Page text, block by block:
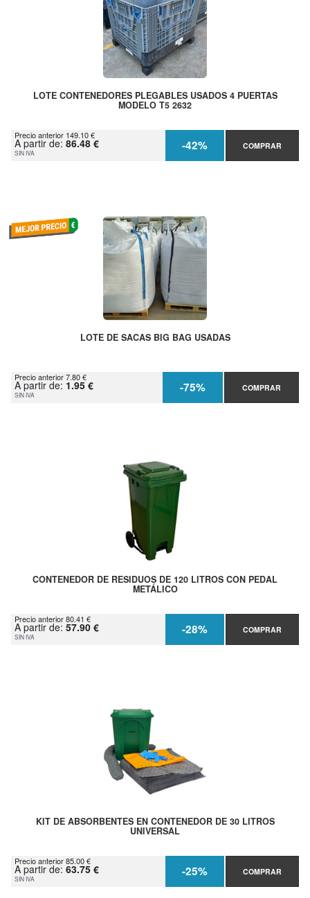
LOTE CONTENEDORES PLEGABLES USADOS 4 PUERTAS
MODELO T5 2632
Precio anterior 149.10 €
A partir de: 86.48 €
SIN IVA -42% COMPRAR
LOTE DE SACAS BIG BAG USADAS
Precio anterior 7.80 €
A partir de: 1.95 €
SIN IVA -75% COMPRAR
CONTENEDOR DE RESIDUOS DE 120 LITROS CON PEDAL
METÁLICO
Precio anterior 80.41 €
A partir de: 57.90 €
SIN IVA -28% COMPRAR
KIT DE ABSORBENTES EN CONTENEDOR DE 30 LITROS
UNIVERSAL
Precio anterior 85.00 €
A partir de: 63.75 €
SIN IVA -25% COMPRAR